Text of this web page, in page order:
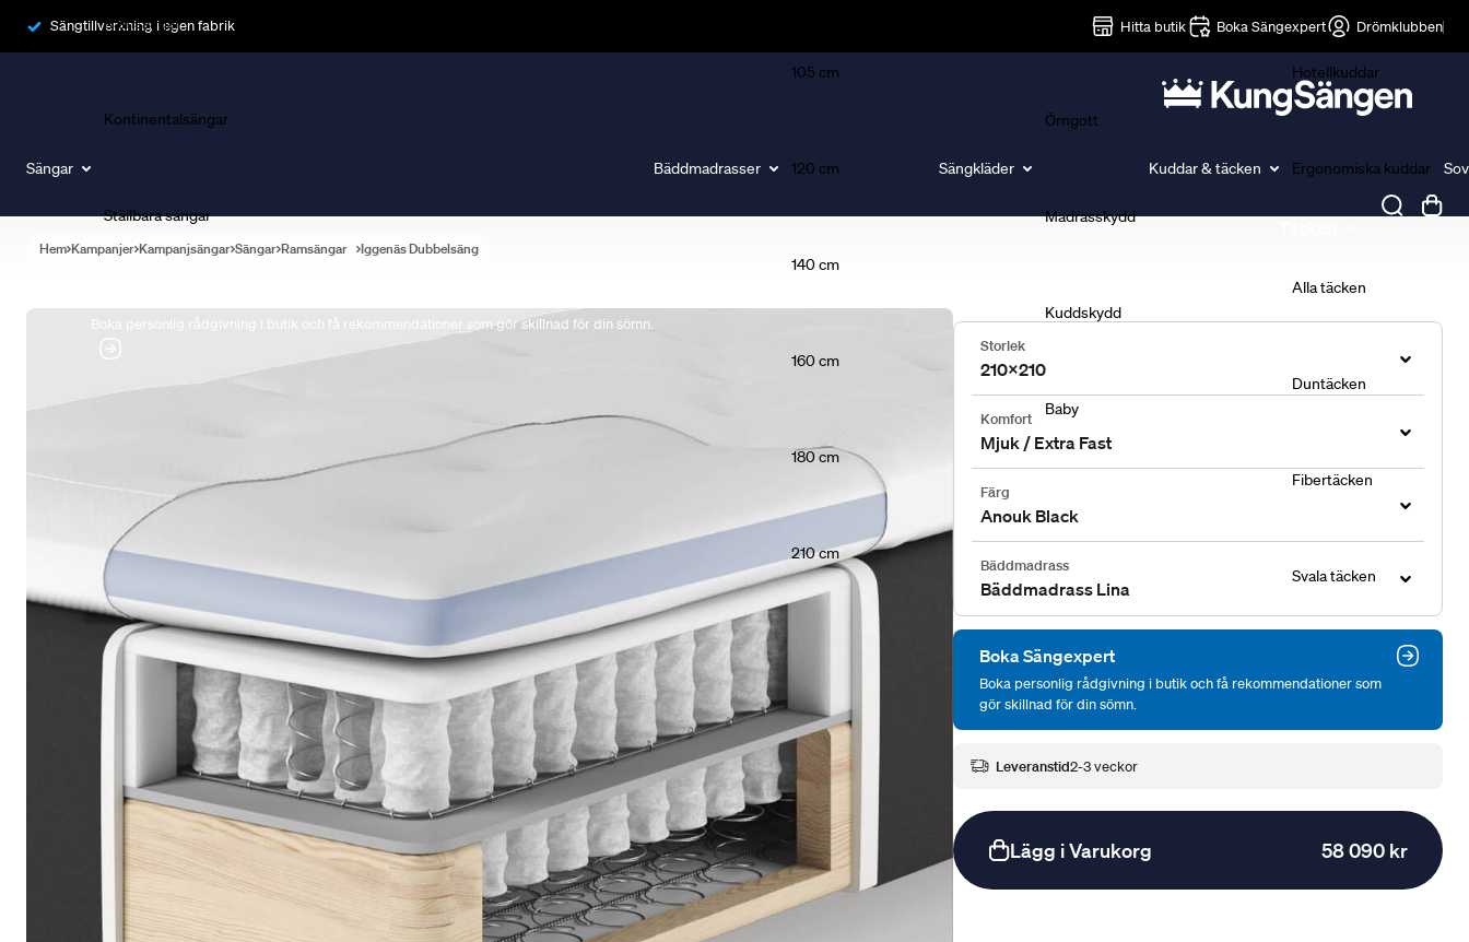
Sängtillverkning i egen fabrik Hitta butik Boka Sängexpert Drömklubben
Sängar
Ramsängar
Kontinentalsängar
Ställbara sängar
Boka personlig rådgivning i butik och få rekommendationer som gör skillnad för din sömn.
Bäddmadrasser
105 cm
120 cm
140 cm
160 cm
180 cm
210 cm
Sängkläder
Örngott
Madrasskydd
Kuddskydd
Baby
Kuddar & täcken
Hotellkuddar
Ergonomiska kuddar
Alla täcken
Duntäcken
Fibertäcken
Svala täcken
Hem Kampanjer Kampanjsängar Sängar Ramsängar Iggenäs Dubbelsäng
Storlek
210x210
Komfort
Mjuk / Extra Fast
Färg
Anouk Black
Bäddmadrass
Bäddmadrass Lina
Boka Sängexpert
Boka personlig rådgivning i butik och få rekommendationer som
gör skillnad för din sömn.
Leveranstid2-3 veckor
Lägg i Varukorg 58 090 kr